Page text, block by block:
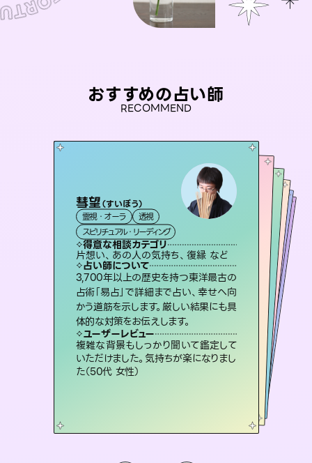
おすすめの占い師
RECOMMEND
彗望（すいぼう）
霊視・オーラ
透視
スピリチュアル・リーディング
得意な相談カテゴリ
片想い、あの人の気持ち、復縁 など
占い師について
3,700年以上の歴史を持つ東洋最古の
占術「易占」で詳細まで占い、幸せへ向
かう道筋を示します。厳しい結果にも具
体的な対策をお伝えします。
ユーザーレビュー
複雑な背景もしっかり聞いて鑑定して
いただけました。気持ちが楽になりまし
た（50代 女性）
桃源珠羽（とうげんみう）
霊視・オーラ タロット
スピリチュアル・リーディング
得意な相談カテゴリ
片想い、あの人の気持ち、復縁 など
占い師について
恋愛のお悩みの中でも特に「曖昧な関
係」の相談を得意としており、友達以上
恋人未満なお相手との今後や本音を丁
寧に読み解き恋愛成就へと導きます。
ユーザーレビュー
鑑定していただいてアドバイス通りに行
動すると仲が復活してきました。ありが
とうございました（40代 女性）
セラピスト理恵
霊視・オーラ
スピリチュアル・リーディング
得意な相談カテゴリ
片想い、二人の未来、年の差 など
占い師について
連絡再開、復縁、成就などの報告実績
多数。セラピストとして2万超の施術経
験があるからこそできる鑑定で、より良
い未来をサポートします。
ユーザーレビュー
とても心温まる鑑定でした。しかもこち
らは何も言っていないのに視えていらっ
しゃるんだなと驚きです（30代女性）
おう 霊感オラクル
霊視・オーラ
オラクルカード
得意な相談カテゴリ
恋愛総合、あの人の気持ち など
占い師について
霊視×オラクルカードを使って「今」と「未来」そして「気になるあの人の気持ち」まで丁寧に読み解き、恋や人生のヒントを優しく引き出します。
ユーザーレビュー
不安な気持ちが嘘みたいに晴れまし
た…！よく視えていらっしゃるんだなと
感じました（40代 女性）
未来視師＊花
霊視・オーラ
スピリチュアル・リーディング
得意な相談カテゴリ
出逢い、片想い、復縁 など
占い師について
未来には何パターンもの選択肢があり
ます。不安で視えにくくなっているあな
たの素敵な未来を見つけ、その未来を
選択できるようアドバイスします。
ユーザーレビュー
職場の人の性質や人間関係、本心など
本当によく視えていてびっくり。対策が
打てて前向きになれます（40代）
アイリス -iris-
西洋占星術 タロット
ルーン
得意な相談カテゴリ
恋愛総合、片想い、二人の未来 など
占い師について
復縁、恋愛、不倫の行方、同性愛や片
思い、仕事関係や借金問題まで知りた
いことや心の負担になっていることを
紐解き、背中をそっと押して導きます。
ユーザーレビュー
安心感のあり、言い切ってくれる所や濁
さない鑑定のおかげで、毎回自分の気
持ちを整えられます（30代 男性）